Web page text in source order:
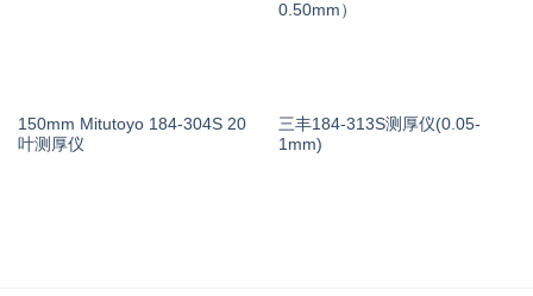
0.50mm）
150mm Mitutoyo 184-304S 20
叶测厚仪
三丰184-313S测厚仪(0.05-
1mm)